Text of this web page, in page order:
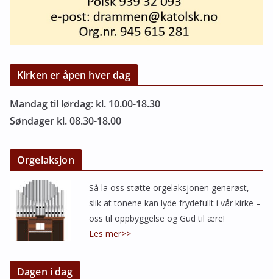
Kirken er åpen hver dag
Mandag til lørdag: kl. 10.00-18.30
Søndager kl. 08.30-18.00
Orgelaksjon
Så la oss støtte orgelaksjonen generøst,
slik at tonene kan lyde frydefullt i vår kirke –
oss til oppbyggelse og Gud til ære!
Les mer>>
Dagen i dag